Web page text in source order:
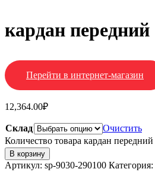
кардан передний
Перейти в интернет-магазин
12,364.00₽
Склад
Очистить
Количество товара кардан передний
В корзину
Артикул: sp-9030-290100 Категория: